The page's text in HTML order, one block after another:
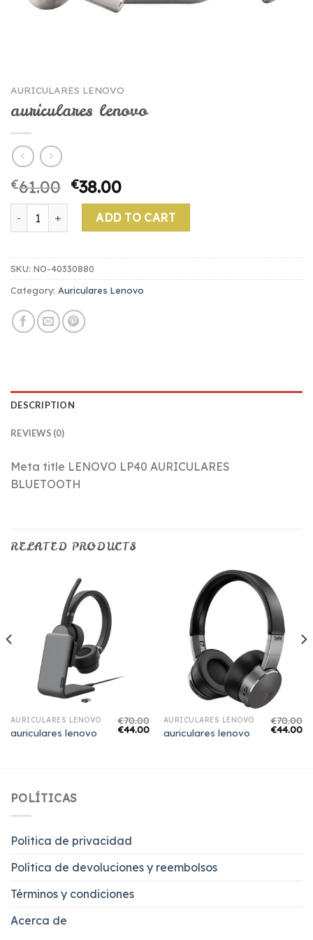
AURICULARES LENOVO
auriculares lenovo
€61.00 €38.00
auriculares lenovo quantity
ADD TO CART
SKU: NO-40330880
Category: Auriculares Lenovo
DESCRIPTION
REVIEWS (0)
Meta title LENOVO LP40 AURICULARES
BLUETOOTH
RELATED PRODUCTS
AURICULARES LENOVO
auriculares lenovo
€70.00
€44.00
AURICULARES LENOVO
auriculares lenovo
€70.00
€44.00
POLÍTICAS
Politica de privacidad
Política de devoluciones y reembolsos
Términos y condiciones
Acerca de